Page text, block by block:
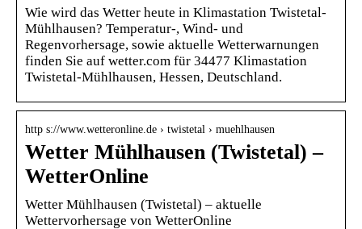
Wie wird das Wetter heute in Klimastation Twistetal-
Mühlhausen? Temperatur-, Wind- und
Regenvorhersage, sowie aktuelle Wetterwarnungen
finden Sie auf wetter.com für 34477 Klimastation
Twistetal-Mühlhausen, Hessen, Deutschland.
http s://www.wetteronline.de › twistetal › muehlhausen
Wetter Mühlhausen (Twistetal) –
WetterOnline
Wetter Mühlhausen (Twistetal) – aktuelle
Wettervorhersage von WetterOnline